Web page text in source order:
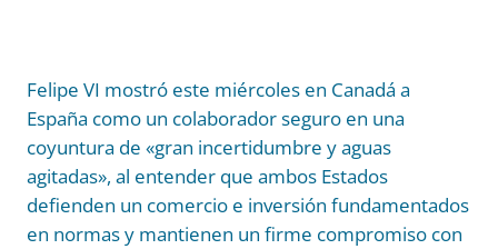
Felipe VI mostró este miércoles en Canadá a
España como un colaborador seguro en una
coyuntura de «gran incertidumbre y aguas
agitadas», al entender que ambos Estados
defienden un comercio e inversión fundamentados
en normas y mantienen un firme compromiso con